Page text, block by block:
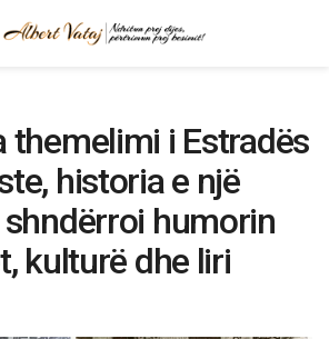
themelimi i Estradës
historia e një
humorin
kulturë dhe liri